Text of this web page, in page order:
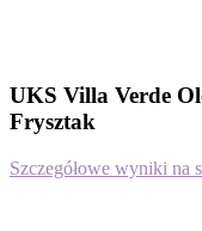
UKS Villa Verde
Frysztak
Szczegółowe wyniki na